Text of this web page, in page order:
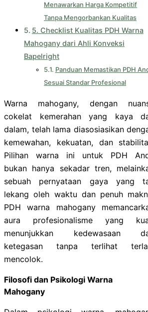
Menawarkan Harga Kompetitif
Tanpa Mengorbankan Kualitas
5. Checklist Kualitas PDH Warna
Mahogany dari Ahli Konveksi
Bapelright
Panduan Memastikan PDH
Sesuai Standar Profesional
Warna mahogany, dengan
cokelat kemerahan yang kaya
dalam, telah lama diasosiasikan
kemewahan, kekuatan, dan
Pilihan warna ini untuk PDH
bukan hanya sekadar tren,
sebuah pernyataan gaya yang
lekang oleh waktu dan penuh
PDH warna mahogany
aura profesionalisme yang
menunjukkan kedewasaan
ketegasan tanpa terlihat
mencolok.
Filosofi dan Psikologi Warna
Mahogany